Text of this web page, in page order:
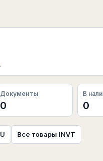
Документы
0
В
0
Все товары INVT